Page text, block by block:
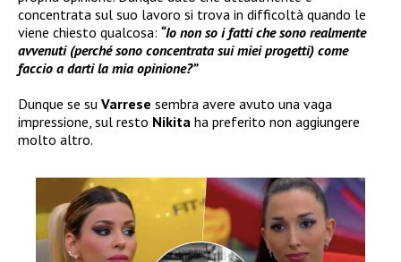
concentrata sul suo lavoro si trova in difficoltà quando le
viene chiesto qualcosa: “Io non so i fatti che sono realmente
avvenuti (perché sono concentrata sui miei progetti) come
faccio a darti la mia opinione?”
Dunque se su Varrese sembra avere avuto una vaga
impressione, sul resto Nikita ha preferito non aggiungere
molto altro.